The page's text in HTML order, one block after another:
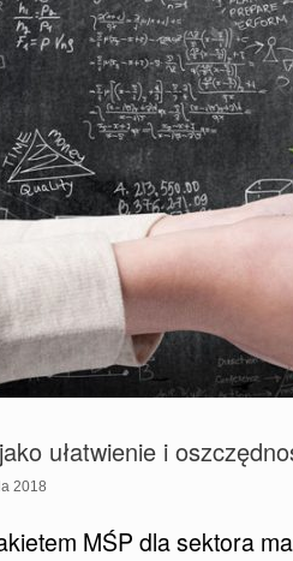
ułatwienie i
2018
MŚP dla sektora